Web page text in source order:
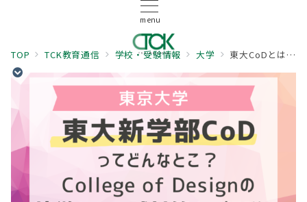
menu
TOP TCK教育通信 学校・受験情報 大学 東大CoDとは？2027年新設カレッジオブデザインの概要と対策を解説